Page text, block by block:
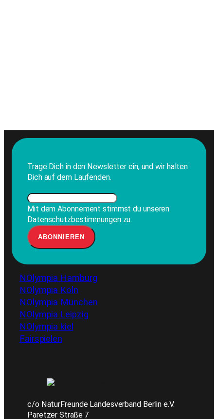
Trage Dich in den Newsletter ein, und wir halten
Dich auf dem Laufenden.
Mit dem Abonnement stimmst du unseren
Datenschutzbestimmungen zu.
NOlympia Hamburg
NOlympia Köln
NOlympia München
NOlympia Leipzig
NOlympia kiel
Fairspielen
c/o NaturFreunde Landesverband Berlin e.V.
Paretzer Straße 7